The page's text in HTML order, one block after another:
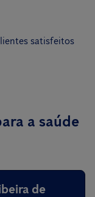
satisfeitos
a saúde
de